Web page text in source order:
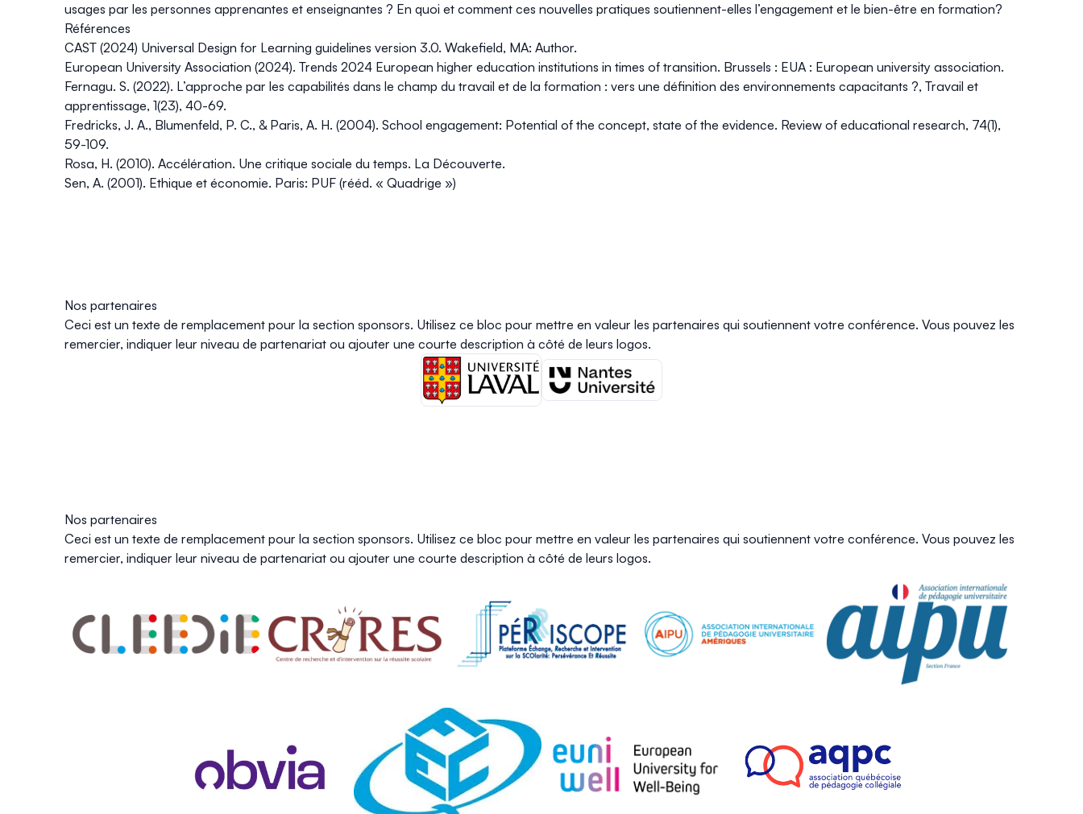
usages par les personnes apprenantes et enseignantes ? En quoi et comment ces nouvelles pratiques soutiennent-elles l’engagement et le bien-être en formation?
Références
CAST (2024) Universal Design for Learning guidelines version 3.0. Wakefield, MA: Author.
European University Association (2024). Trends 2024 European higher education institutions in times of transition. Brussels : EUA : European university association.
Fernagu. S. (2022). L’approche par les capabilités dans le champ du travail et de la formation : vers une définition des environnements capacitants ?, Travail et
apprentissage, 1(23), 40-69.
Fredricks, J. A., Blumenfeld, P. C., & Paris, A. H. (2004). School engagement: Potential of the concept, state of the evidence. Review of educational research, 74(1),
59-109.
Rosa, H. (2010). Accélération. Une critique sociale du temps. La Découverte.
Sen, A. (2001). Ethique et économie. Paris: PUF (rééd. « Quadrige »)
Nos partenaires
Ceci est un texte de remplacement pour la section sponsors. Utilisez ce bloc pour mettre en valeur les partenaires qui soutiennent votre conférence. Vous pouvez les
remercier, indiquer leur niveau de partenariat ou ajouter une courte description à côté de leurs logos.
Nos partenaires
Ceci est un texte de remplacement pour la section sponsors. Utilisez ce bloc pour mettre en valeur les partenaires qui soutiennent votre conférence. Vous pouvez les
remercier, indiquer leur niveau de partenariat ou ajouter une courte description à côté de leurs logos.